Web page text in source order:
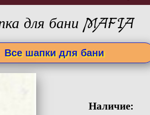
для бани MAFIA
Все шапки для бани
Наличие: